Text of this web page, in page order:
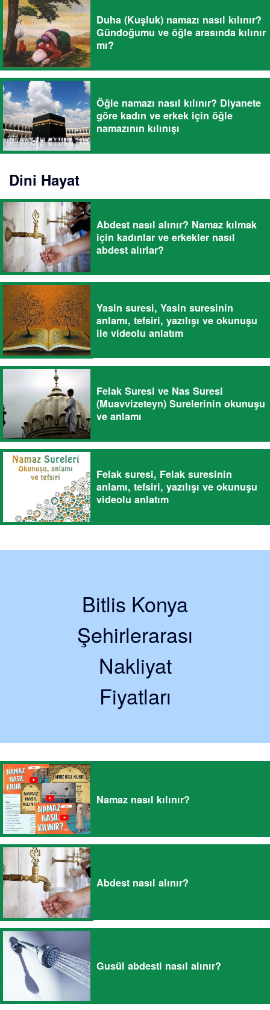
Duha (Kuşluk) namazı nasıl kılınır?
Gündoğumu ve öğle arasında kılınır
mı?
Öğle namazı nasıl kılınır? Diyanete
göre kadın ve erkek için öğle
namazının kılınışı
Dini Hayat
Abdest nasıl alınır? Namaz kılmak
için kadınlar ve erkekler nasıl
abdest alırlar?
Yasin suresi, Yasin suresinin
anlamı, tefsiri, yazılışı ve okunuşu
ile videolu anlatım
Felak Suresi ve Nas Suresi
(Muavvizeteyn) Surelerinin okunuşu
ve anlamı
Felak suresi, Felak suresinin
anlamı, tefsiri, yazılışı ve okunuşu
videolu anlatım
Bitlis Konya
Şehirlerarası
Nakliyat
Fiyatları
Namaz nasıl kılınır?
Abdest nasıl alınır?
Gusül abdesti nasıl alınır?